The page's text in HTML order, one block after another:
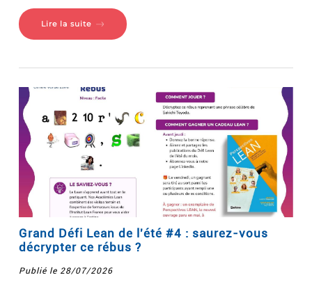
Lire la suite
Grand Défi Lean de l'été #4 : saurez-vous
décrypter ce rébus ?
Publié le 28/07/2026